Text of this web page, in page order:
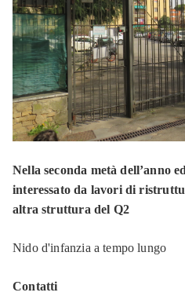
Nella seconda metà dell’anno
interessato da lavori di
altra struttura del Q2
Nido d'infanzia a tempo lungo
Contatti